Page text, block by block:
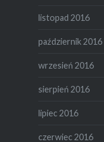
listopad 2016
październik 2016
wrzesień 2016
sierpień 2016
lipiec 2016
czerwiec 2016